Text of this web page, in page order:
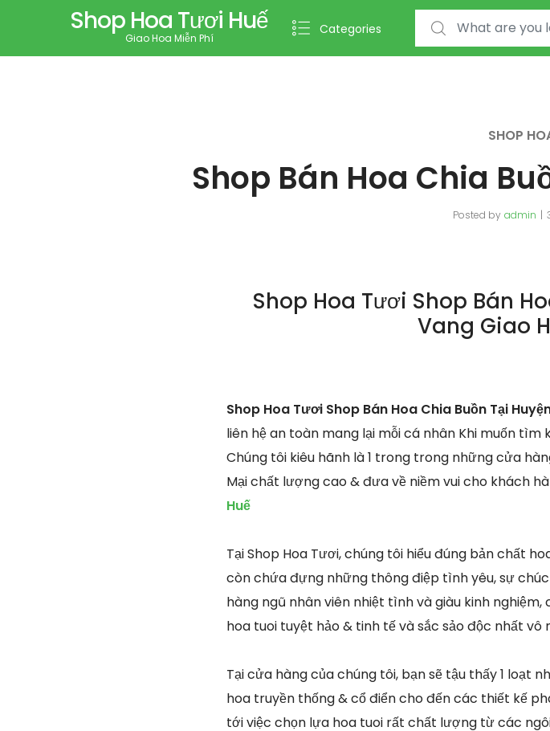
Shop Hoa Tươi Huế
Giao Hoa Miễn Phí
Categories
Search for:
SHOP
Shop Bán Hoa Chia
Posted by admin
Shop Hoa Tươi Shop Bán
Vang Giao
Shop Hoa Tươi Shop Bán Hoa Chia Buồn Tại
liên hệ an toàn mang lại mỗi cá nhân Khi muốn
Chúng tôi kiêu hãnh là 1 trong trong những cửa
Mại chất lượng cao & đưa về niềm vui cho khách
Huế
Tại Shop Hoa Tươi, chúng tôi hiểu đúng bản chất
còn chứa đựng những thông điệp tình yêu, sự
hàng ngũ nhân viên nhiệt tình và giàu kinh
hoa tuoi tuyệt hảo & tinh tế và sắc sảo độc nhất
Tại cửa hàng của chúng tôi, bạn sẽ tậu thấy 1 loạt
hoa truyền thống & cổ điển cho đến các thiết kế
tới việc chọn lựa hoa tuoi rất chất lượng từ các